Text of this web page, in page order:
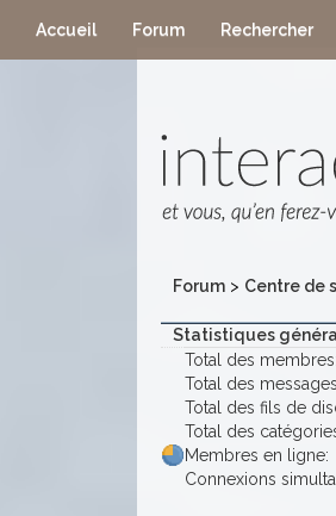
Accueil Forum Rechercher
Forum > Centre de
Statistiques
Total des membres:
Total des
Total des fils de
Total des
Membres en ligne:
Connexions